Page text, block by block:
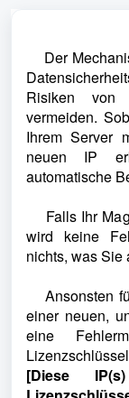
Der
Risiken von
vermeiden.
Ihrem Server
neuen IP
automatische
Falls Ihr
wird keine
nichts, was Sie
Ansonsten
einer neuen,
eine
[Diese